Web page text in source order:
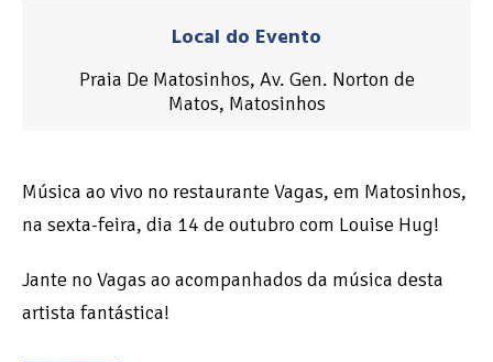
Local do Evento
Praia De Matosinhos, Av. Gen. Norton de
Matos, Matosinhos
Música ao vivo no restaurante Vagas, em Matosinhos,
na sexta-feira, dia 14 de outubro com Louise Hug!
Jante no Vagas ao acompanhados da música desta
artista fantástica!